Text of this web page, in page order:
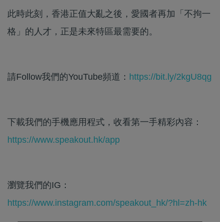
此時此刻，香港正值大亂之後，愛國者再加「不拘一
格」的人才，正是未來特區最需要的。
請Follow我們的YouTube頻道： https://bit.ly/2kgU8qg
下載我們的手機應用程式，收看第一手精彩內容：
https://www.speakout.hk/app
瀏覽我們的IG：
https://www.instagram.com/speakout_hk/?hl=zh-hk